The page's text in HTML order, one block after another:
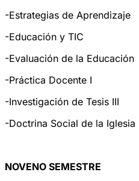
-Estrategias de Aprendizaje
-Educación y TIC
-Evaluación de la Educación
-Práctica Docente I
-Investigación de Tesis III
-Doctrina Social de la Iglesia
NOVENO SEMESTRE